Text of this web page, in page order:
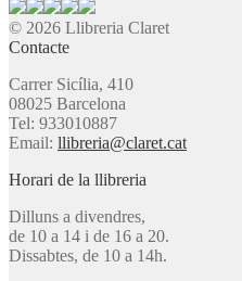
© 2026 Llibreria Claret
Contacte
Carrer Sicília, 410
08025 Barcelona
Tel: 933010887
Email: llibreria@claret.cat
Horari de la llibreria
Dilluns a divendres,
de 10 a 14 i de 16 a 20.
Dissabtes, de 10 a 14h.